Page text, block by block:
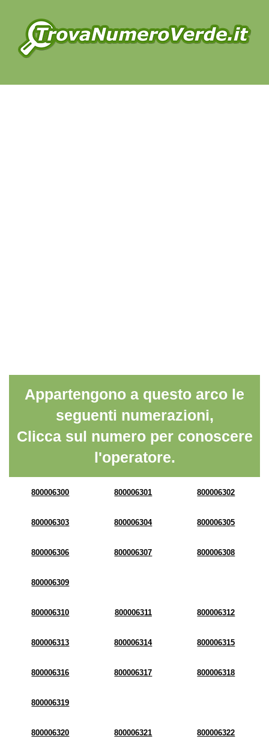
Appartengono a questo arco le
seguenti numerazioni,
Clicca sul numero per conoscere
l'operatore.
800006300 800006301 800006302
800006303 800006304 800006305
800006306 800006307 800006308
800006309
800006310 800006311 800006312
800006313 800006314 800006315
800006316 800006317 800006318
800006319
800006320 800006321 800006322